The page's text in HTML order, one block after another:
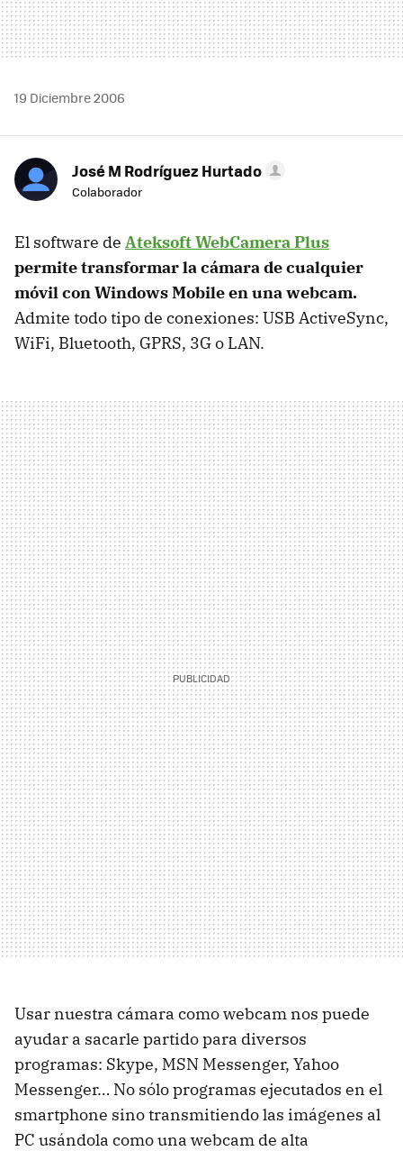
19 Diciembre 2006
José M Rodríguez Hurtado
Colaborador
El software de Ateksoft WebCamera Plus
permite transformar la cámara de cualquier
móvil con Windows Mobile en una webcam.
Admite todo tipo de conexiones: USB ActiveSync,
WiFi, Bluetooth, GPRS, 3G o LAN.
Usar nuestra cámara como webcam nos puede
ayudar a sacarle partido para diversos
programas: Skype, MSN Messenger, Yahoo
Messenger… No sólo programas ejecutados en el
smartphone sino transmitiendo las imágenes al
PC usándola como una webcam de alta